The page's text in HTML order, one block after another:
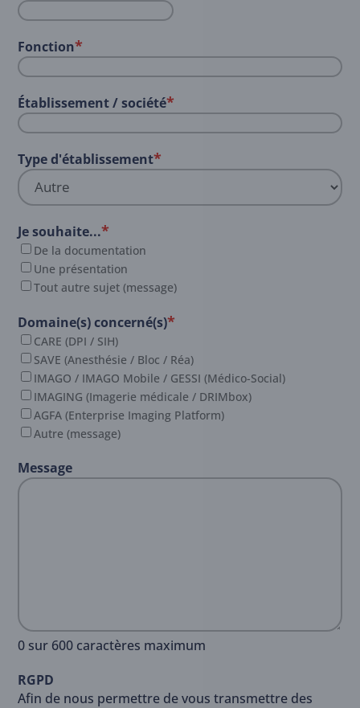
Fonction*
Établissement / société*
Type d'établissement*
Je souhaite...*
De la documentation
Une présentation
Tout autre sujet (message)
Domaine(s) concerné(s)*
CARE (DPI / SIH)
SAVE (Anesthésie / Bloc / Réa)
IMAGO / IMAGO Mobile / GESSI (Médico-Social)
IMAGING (Imagerie médicale / DRIMbox)
AGFA (Enterprise Imaging Platform)
Autre (message)
Message
0 sur 600 caractères maximum
RGPD
Afin de nous permettre de vous transmettre des